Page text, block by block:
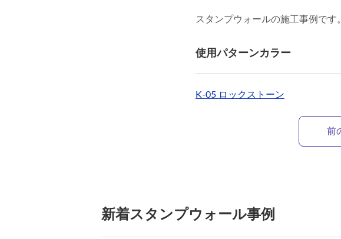
スタンプウォールの施工事例です。
使用パターンカラー
K-05 ロックストーン
前
新着スタンプウォール事例